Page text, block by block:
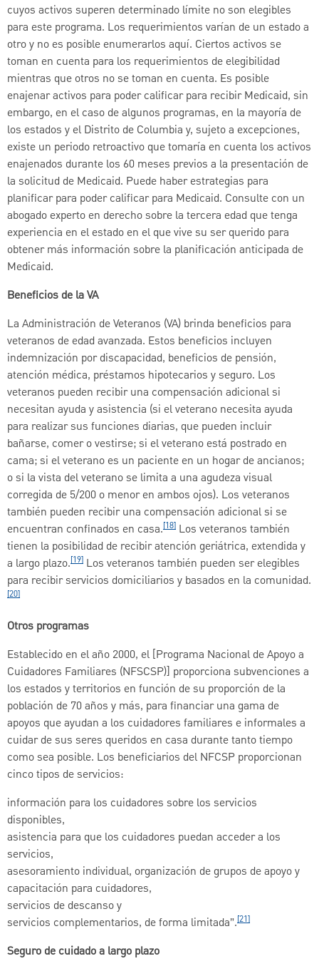
cuyos activos superen determinado límite no son elegibles
para este programa. Los requerimientos varían de un estado a
otro y no es posible enumerarlos aquí. Ciertos activos se
toman en cuenta para los requerimientos de elegibilidad
mientras que otros no se toman en cuenta. Es posible
enajenar activos para poder calificar para recibir Medicaid, sin
embargo, en el caso de algunos programas, en la mayoría de
los estados y el Distrito de Columbia y, sujeto a excepciones,
existe un periodo retroactivo que tomaría en cuenta los activos
enajenados durante los 60 meses previos a la presentación de
la solicitud de Medicaid. Puede haber estrategias para
planificar para poder calificar para Medicaid. Consulte con un
abogado experto en derecho sobre la tercera edad que tenga
experiencia en el estado en el que vive su ser querido para
obtener más información sobre la planificación anticipada de
Medicaid.
Beneficios de la VA
La Administración de Veteranos (VA) brinda beneficios para
veteranos de edad avanzada. Estos beneficios incluyen
indemnización por discapacidad, beneficios de pensión,
atención médica, préstamos hipotecarios y seguro. Los
veteranos pueden recibir una compensación adicional si
necesitan ayuda y asistencia (si el veterano necesita ayuda
para realizar sus funciones diarias, que pueden incluir
bañarse, comer o vestirse; si el veterano está postrado en
cama; si el veterano es un paciente en un hogar de ancianos;
o si la vista del veterano se limita a una agudeza visual
corregida de 5/200 o menor en ambos ojos). Los veteranos
también pueden recibir una compensación adicional si se
encuentran confinados en casa.[18] Los veteranos también
tienen la posibilidad de recibir atención geriátrica, extendida y
a largo plazo.[19] Los veteranos también pueden ser elegibles
para recibir servicios domiciliarios y basados en la comunidad.
[20]
Otros programas
Establecido en el año 2000, el [Programa Nacional de Apoyo a
Cuidadores Familiares (NFSCSP)] proporciona subvenciones a
los estados y territorios en función de su proporción de la
población de 70 años y más, para financiar una gama de
apoyos que ayudan a los cuidadores familiares e informales a
cuidar de sus seres queridos en casa durante tanto tiempo
como sea posible. Los beneficiarios del NFCSP proporcionan
cinco tipos de servicios:
información para los cuidadores sobre los servicios
disponibles,
asistencia para que los cuidadores puedan acceder a los
servicios,
asesoramiento individual, organización de grupos de apoyo y
capacitación para cuidadores,
servicios de descanso y
servicios complementarios, de forma limitada”.[21]
Seguro de cuidado a largo plazo